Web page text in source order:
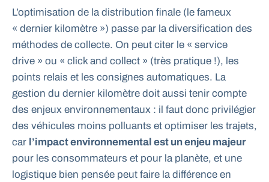
L’optimisation de la distribution finale (le fameux
« dernier kilomètre ») passe par la diversification des
méthodes de collecte. On peut citer le « service
drive » ou « click and collect » (très pratique !), les
points relais et les consignes automatiques. La
gestion du dernier kilomètre doit aussi tenir compte
des enjeux environnementaux : il faut donc privilégier
des véhicules moins polluants et optimiser les trajets,
car l’impact environnemental est un enjeu majeur
pour les consommateurs et pour la planète, et une
logistique bien pensée peut faire la différence en